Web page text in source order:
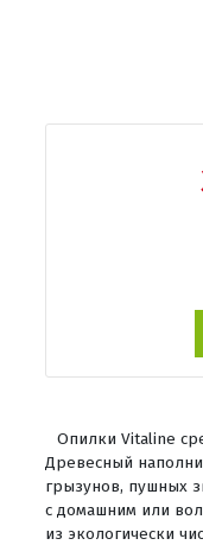
Опилки Vitaline
Древесный
грызунов, пушных
с домашним или
из экологически